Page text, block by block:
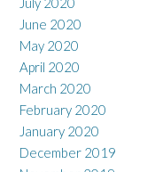
June 2020
May 2020
April 2020
March 2020
February 2020
January 2020
December 2019